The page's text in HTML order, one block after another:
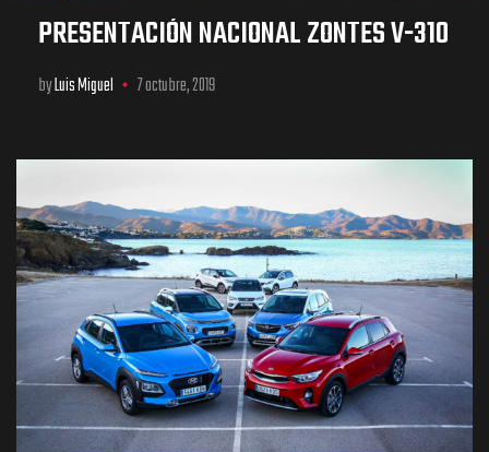
PRESENTACIÓN NACIONAL ZONTES V-310
byLuis Miguel 7 octubre, 2019